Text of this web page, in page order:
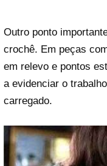
Outro ponto
crochê. Em peças
em relevo e pontos
a evidenciar o
carregado.